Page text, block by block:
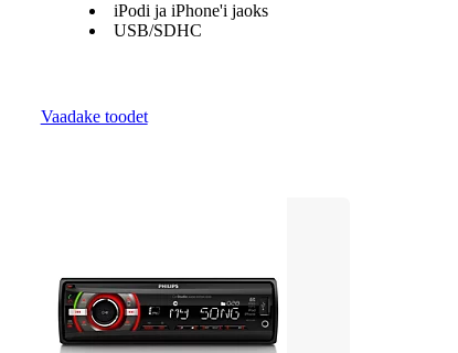
iPodi ja iPhone'i jaoks
USB/SDHC
Vaadake toodet